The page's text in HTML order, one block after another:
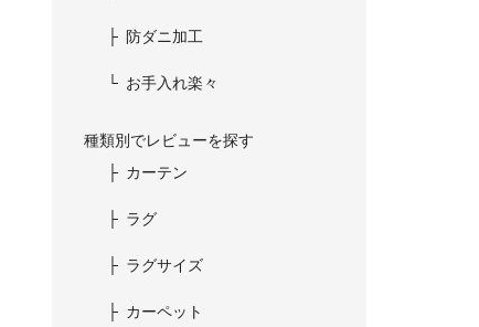
防ダニ加工
お手入れ楽々
種類別でレビューを探す
カーテン
ラグ
ラグサイズ
カーペット